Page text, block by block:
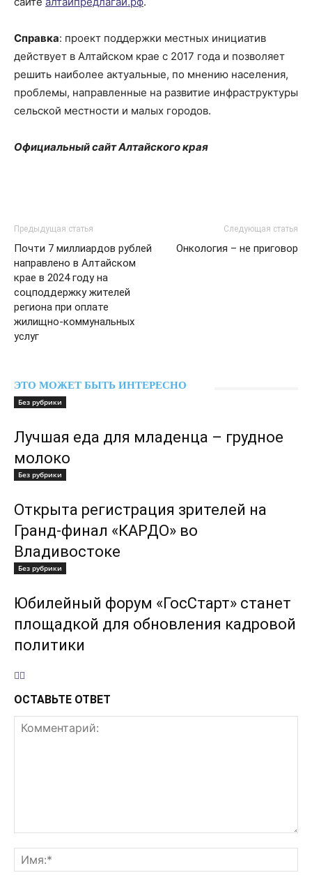
Справка: проект поддержки местных инициатив
действует в Алтайском крае с 2017 года и позволяет
решить наиболее актуальные, по мнению населения,
проблемы, направленные на развитие инфраструктуры
сельской местности и малых городов.
Официальный сайт Алтайского края
Предыдущая статья
Почти 7 миллиардов рублей
направлено в Алтайском
крае в 2024 году на
соцподдержку жителей
региона при оплате
жилищно-коммунальных
услуг
Следующая статья
Онкология – не приговор
ЭТО МОЖЕТ БЫТЬ ИНТЕРЕСНО
Без рубрики
Лучшая еда для младенца – грудное
молоко
Без рубрики
Открыта регистрация зрителей на
Гранд-финал «КАРДО» во
Владивостоке
Без рубрики
Юбилейный форум «ГосСтарт» станет
площадкой для обновления кадровой
политики
ОСТАВЬТЕ ОТВЕТ